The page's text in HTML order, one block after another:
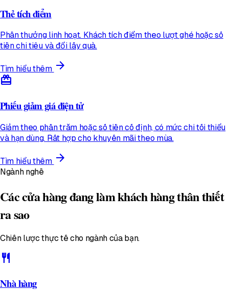
Thẻ tích điểm
Phần thưởng linh hoạt. Khách tích điểm theo lượt ghé hoặc số
tiền chi tiêu và đổi lấy quà.
Tìm hiểu thêm arrow_forward
redeem
Phiếu giảm giá điện tử
Giảm theo phần trăm hoặc số tiền cố định, có mức chi tối thiểu
và hạn dùng. Rất hợp cho khuyến mãi theo mùa.
Tìm hiểu thêm arrow_forward
Ngành nghề
Các cửa hàng đang làm khách hàng thân thiết
ra sao
Chiến lược thực tế cho ngành của bạn.
restaurant
Nhà hàng